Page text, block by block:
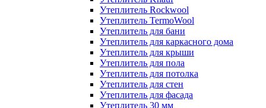
Утеплитель Rockwool
Утеплитель TermoWool
Утеплитель для бани
Утеплитель для каркасного дома
Утеплитель для крыши
Утеплитель для пола
Утеплитель для потолка
Утеплитель для стен
Утеплитель для фасада
Утеплитель 30 мм